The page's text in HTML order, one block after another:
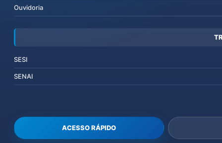
Ouvidoria
SESI
SENAI
ACESSO RÁPIDO